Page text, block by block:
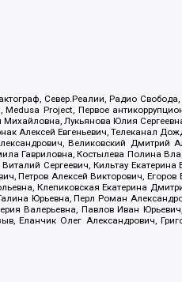
Север.Реалии, Радио Свобода,
Project, Первое
Лукьянова Юлия
Алексей Евгеньевич, Телеканал
Великовский Дмитрий
Гавриловна, Костылева Полина
Сергеевич, Кильтау
Петров Алексей Викторович,
Клепиковская Екатерина
Юрьевна, Перл Роман
Валерьевна, Павлов Иван
Еланчик Олег Александрович,